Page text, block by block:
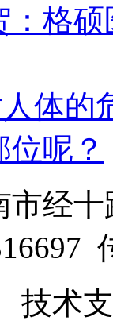
：格
体的
呢？
经
技术